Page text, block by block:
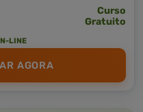
Curso
Gratuito
LINE
AGORA